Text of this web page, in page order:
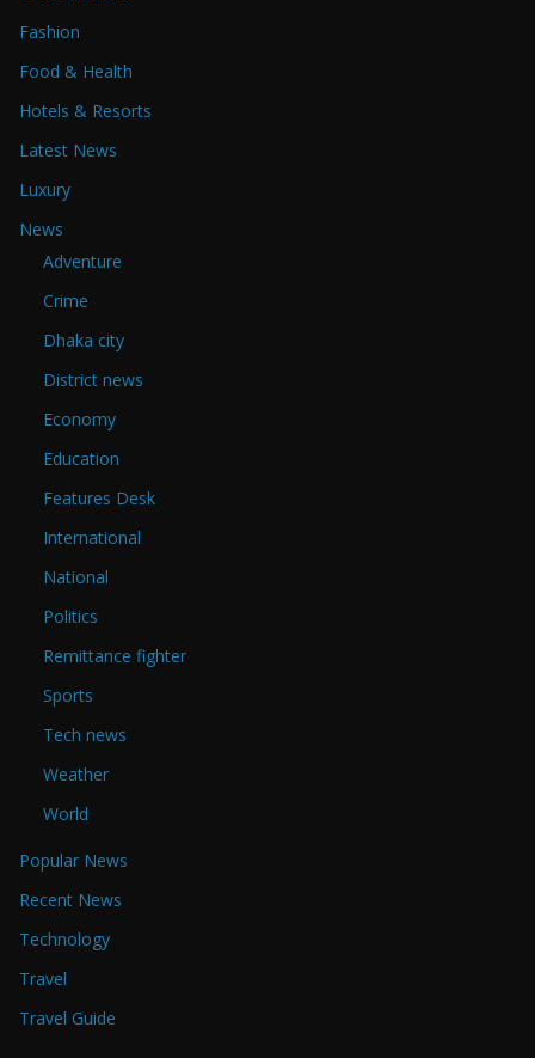
Fashion
Food & Health
Hotels & Resorts
Latest News
Luxury
News
Adventure
Crime
Dhaka city
District news
Economy
Education
Features Desk
International
National
Politics
Remittance fighter
Sports
Tech news
Weather
World
Popular News
Recent News
Technology
Travel
Travel Guide